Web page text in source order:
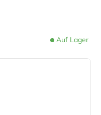
Auf Lager